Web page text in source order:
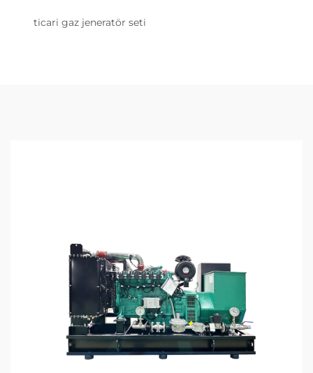
ticari gaz jeneratör seti